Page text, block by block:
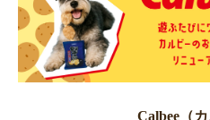
Calbee（カ